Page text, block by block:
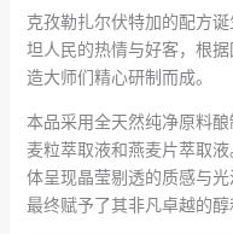
克孜勒扎尔伏特加的配方
坦人民的热情与好客，根
造大师们精心研制而成。
本品采用全天然纯净原料酿
麦粒萃取液和燕麦片萃取
体呈现晶莹剔透的质感与光
最终赋予了其非凡卓越的醇